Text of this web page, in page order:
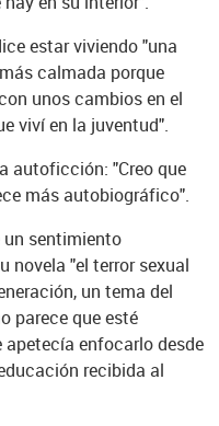
estar viviendo "una
calmada porque
unos cambios en el
viví en la juventud".
autoficción: "Creo que
más autobiográfico".
sentimiento
novela "el terror sexual
un tema del
parece que esté
enfocarlo desde
recibida al